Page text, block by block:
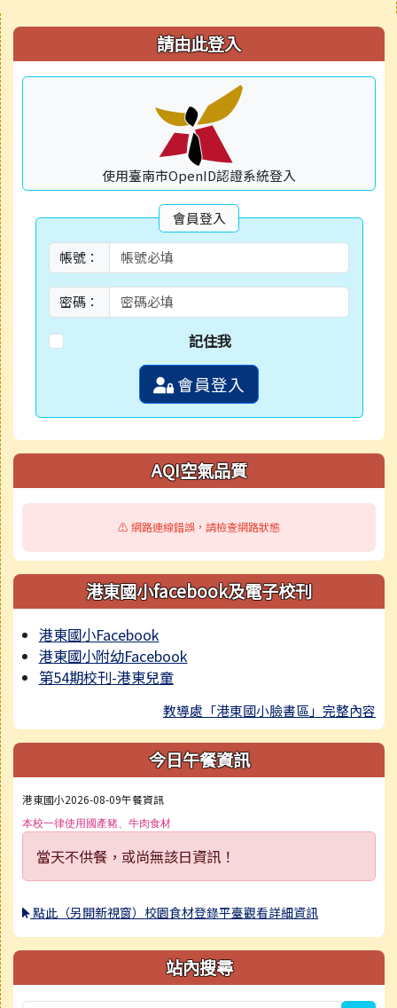
右邊區域內容 請由此登入
使用臺南市OpenID認證系統登入
會員登入
帳號：
密碼：
記住我
會員登入
AQI空氣品質
⚠️ 網路連線錯誤，請檢查網路狀態
港東國小facebook及電子校刊
港東國小Facebook
港東國小附幼Facebook
第54期校刊-港東兒童
教導處「港東國小臉書區」完整內容
今日午餐資訊
港東國小2026-08-09午餐資訊
本校一律使用國產豬、牛肉食材
當天不供餐，或尚無該日資訊！
點此（另開新視窗）校園食材登錄平臺觀看詳細資訊
站內搜尋